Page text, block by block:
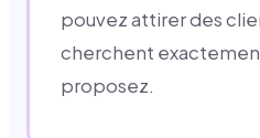
pouvez attirer des
cherchent
proposez.